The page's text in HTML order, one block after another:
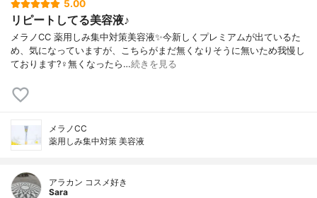
5.00
リピートしてる美容液♪
メラノCC 薬用しみ集中対策美容液✨今新しくプレミアムが出ているた
め、気になっていますが、こちらがまだ無くなりそうに無いため我慢し
ております?‍♀️無くなったら…続きを見る
メラノCC
薬用しみ集中対策 美容液
アラカン コスメ好き
Sara